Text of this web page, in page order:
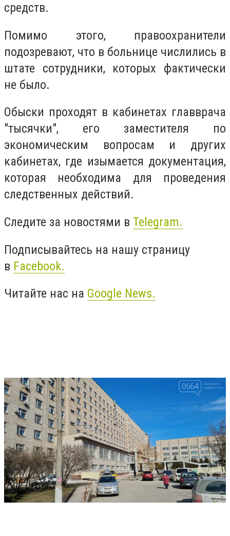
средств.
Помимо этого, правоохранители
подозревают, что в больнице числились в
штате сотрудники, которых фактически
не было.
Обыски проходят в кабинетах главврача
"тысячки", его заместителя по
экономическим вопросам и других
кабинетах, где изымается документация,
которая необходима для проведения
следственных действий.
Следите за новостями в Telegram.
Подписывайтесь на нашу страницу
в Facebook.
Читайте нас на Google News.